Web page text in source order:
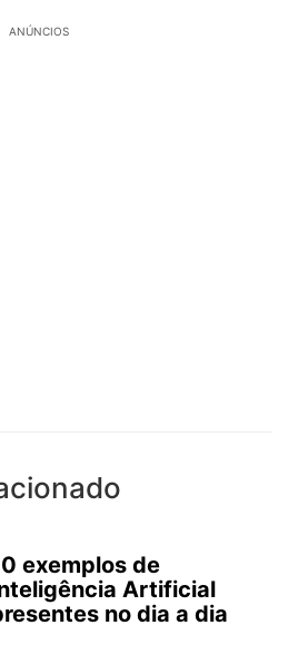
ANÚNCIOS
exemplos de
Artificial
no dia a dia